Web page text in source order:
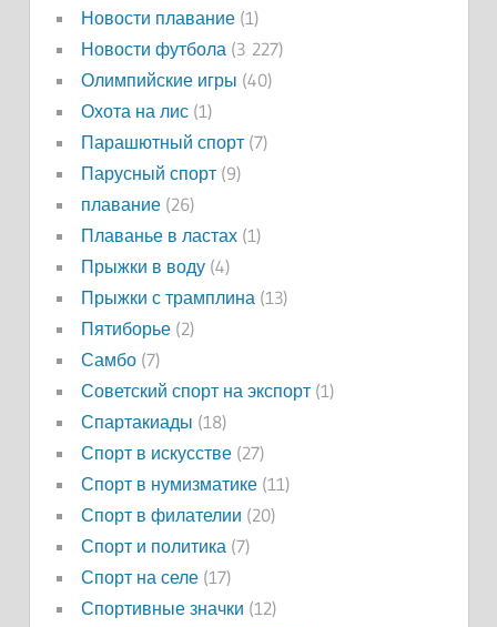
Новости плавание(1)
Новости футбола(3 227)
Олимпийские игры (40)
Охота на лис(1)
Парашютный спорт(7)
Парусный спорт(9)
плавание(26)
Плаванье в ластах(1)
Прыжки в воду(4)
Прыжки с трамплина(13)
Пятиборье(2)
Самбо(7)
Советский спорт на экспорт(1)
Спартакиады (18)
Спорт в искусстве(27)
Спорт в нумизматике(11)
Спорт в филателии (20)
Спорт и политика(7)
Спорт на селе(17)
Спортивные значки (12)